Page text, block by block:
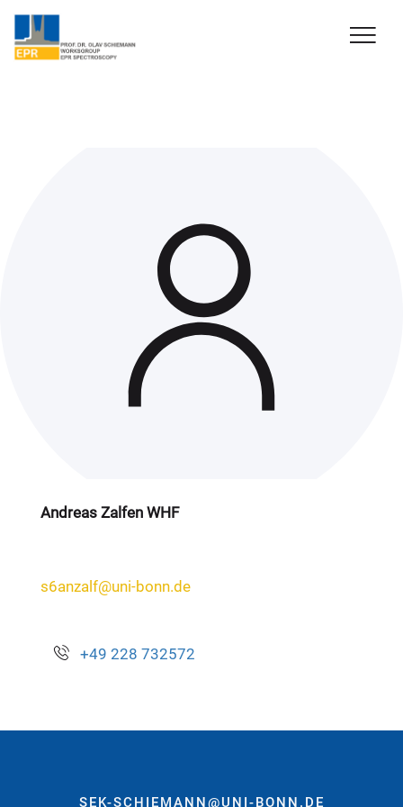
Andreas Zalfen WHF
s6anzalf@uni-bonn.de
+49 228 732572
SEK-SCHIEMANN@UNI-BONN.DE